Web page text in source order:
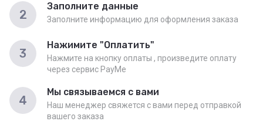
2
Заполните данные
Заполните информацию для оформления заказа
3
Нажимите "Оплатить"
Нажмите на кнопку оплаты , произведите оплату
через сервис PayMe
4
Мы связываемся с вами
Наш менеджер свяжется с вами перед отправкой
вашего заказа